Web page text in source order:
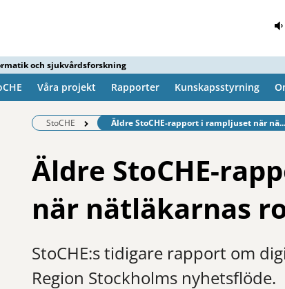
och sjukvårdsforskning
Våra projekt Rapporter Kunskapsstyrning
StoCHE Befintlig sida:
Äldre StoCHE-rapport i rampljuset när nä...
Äldre StoCHE-
när nätläkarnas
StoCHE:s tidigare rapport om
Region Stockholms nyhetsflöde.